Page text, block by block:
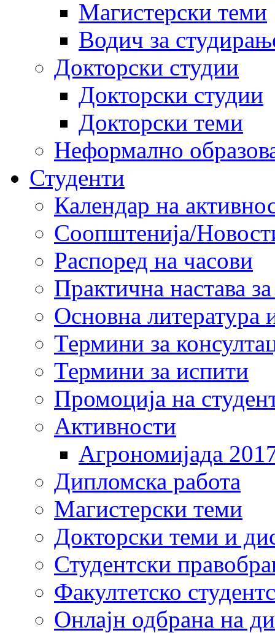
Магистерски теми
Водич за
Докторски студии
Докторски студии
Докторски теми
Неформално
Студенти
Календар на
Соопштенија/
Распоред на часови
Практична настава
Основна литература
Термини за
Термини за испити
Промоција на
Активности
Агрономијада
Дипломска работа
Магистерски теми
Докторски теми и
Студентски
Факултетско
Онлајн одбрана на